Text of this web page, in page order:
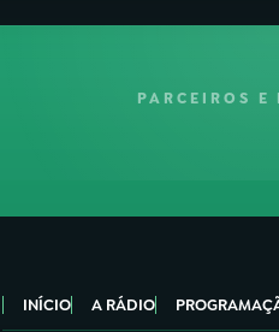
PARCEIROS
INÍCIO A RÁDIO